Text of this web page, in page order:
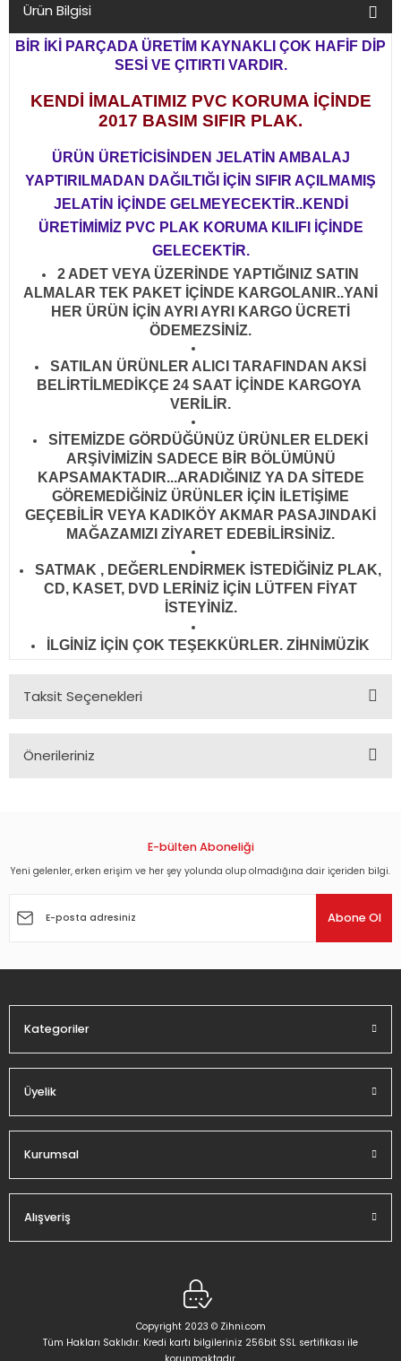
Ürün Bilgisi
BİR İKİ PARÇADA ÜRETİM KAYNAKLI ÇOK HAFİF DİP
SESİ VE ÇITIRTI VARDIR.
KENDİ İMALATIMIZ PVC KORUMA İÇİNDE
2017 BASIM SIFIR PLAK.
ÜRÜN ÜRETİCİSİNDEN JELATİN AMBALAJ
YAPTIRILMADAN DAĞILTIĞI İÇİN SIFIR AÇILMAMIŞ
JELATİN İÇİNDE GELMEYECEKTİR..KENDİ
ÜRETİMİMİZ PVC PLAK KORUMA KILIFI İÇİNDE
GELECEKTİR.
2 ADET VEYA ÜZERİNDE YAPTIĞINIZ SATIN
ALMALAR TEK PAKET İÇİNDE KARGOLANIR..YANİ
HER ÜRÜN İÇİN AYRI AYRI KARGO ÜCRETİ
ÖDEMEZSİNİZ.
SATILAN ÜRÜNLER ALICI TARAFINDAN AKSİ
BELİRTİLMEDİKÇE 24 SAAT İÇİNDE KARGOYA
VERİLİR.
SİTEMİZDE GÖRDÜĞÜNÜZ ÜRÜNLER ELDEKİ
ARŞİVİMİZİN SADECE BİR BÖLÜMÜNÜ
KAPSAMAKTADIR...ARADIĞINIZ YA DA SİTEDE
GÖREMEDİĞİNİZ ÜRÜNLER İÇİN İLETİŞİME
GEÇEBİLİR VEYA KADIKÖY AKMAR PASAJINDAKİ
MAĞAZAMIZI ZİYARET EDEBİLİRSİNİZ.
SATMAK , DEĞERLENDİRMEK İSTEDİĞİNİZ PLAK,
CD, KASET, DVD LERİNİZ İÇİN LÜTFEN FİYAT
İSTEYİNİZ.
İLGİNİZ İÇİN ÇOK TEŞEKKÜRLER. ZİHNİMÜZİK
Taksit Seçenekleri
Önerileriniz
Görüş ve önerileriniz için teşekkür ederiz.
Ürün açıklamasında eksik bilgiler bulunuyor.
Ürün fiyatı diğer sitelerden daha pahalı.
E-bülten Aboneliği
Yeni gelenler, erken erişim ve her şey yolunda olup olmadığına dair içeriden bilgi.
Abone Ol
Kategoriler
Üyelik
Kurumsal
Alışveriş
Copyright 2023 © Zihni.com
Tüm Hakları Saklıdır. Kredi kartı bilgileriniz 256bit SSL sertifikası ile